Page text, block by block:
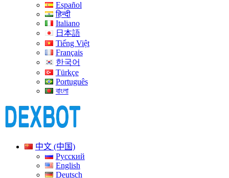
Español
हिन्दी
Italiano
日本語
Tiếng Việt
Français
한국어
Türkçe
Português
বাংলা
中文 (中国)
Русский
English
Deutsch